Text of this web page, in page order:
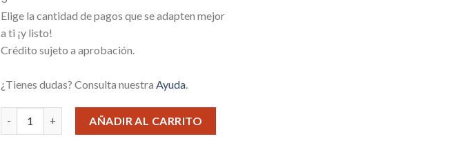
Elige la cantidad de pagos que se adapten mejor
a ti ¡y listo!
Crédito sujeto a aprobación.
¿Tienes dudas? Consulta nuestra Ayuda.
DESPERTADOR SUONO CON CARGADOR INLAMBRICO INCORPORADO cantidad
AÑADIR AL CARRITO